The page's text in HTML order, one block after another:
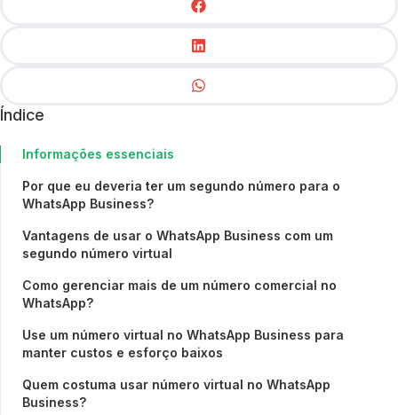
Índice
Informações essenciais
Por que eu deveria ter um segundo número para o
WhatsApp Business?
Vantagens de usar o WhatsApp Business com um
segundo número virtual
Como gerenciar mais de um número comercial no
WhatsApp?
Use um número virtual no WhatsApp Business para
manter custos e esforço baixos
Quem costuma usar número virtual no WhatsApp
Business?